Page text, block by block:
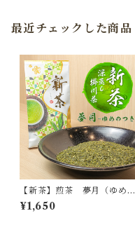
最近チェックした商品
【新茶】煎茶 夢月（ゆめの
つき）/深蒸し掛川茶
¥1,650